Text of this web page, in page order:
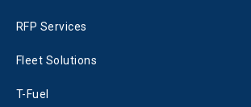
RFP Services
Fleet Solutions
T-Fuel